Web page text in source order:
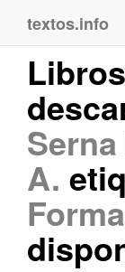
textos.info
A.